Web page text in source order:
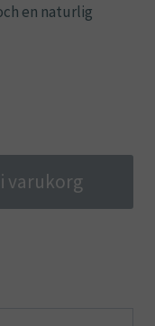
en naturlig
varukorg